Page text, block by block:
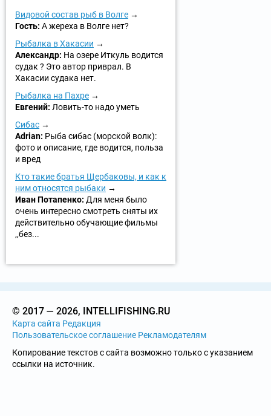
Видовой состав рыб в Волге
Гость: А жереха в Волге нет?
Рыбалка в Хакасии
Александр: На озере Иткуль водится
судак ? Это автор приврал. В
Хакасии судака нет.
Рыбалка на Пахре
Евгений: Ловить-то надо уметь
Сибас
Adrian: Рыба сибас (морской волк):
фото и описание, где водится, польза
и вред
Кто такие братья Щербаковы, и как к
ним относятся рыбаки
Иван Потапенко: Для меня было
очень интересно смотреть сняты их
действительно обучающие фильмы
,,без...
© 2017 — 2026, INTELLIFISHING.RU
Карта сайта Редакция
Пользовательское соглашение Рекламодателям
Копирование текстов с сайта возможно только с указанием
ссылки на источник.